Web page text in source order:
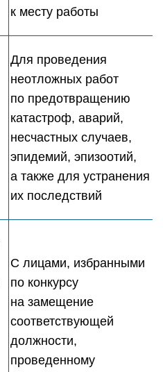
к месту работы
Для проведения
неотложных работ
по предотвращению
катастроф, аварий,
несчастных случаев,
эпидемий, эпизоотий,
а также для устранения
их последствий
С лицами, избранными
по конкурсу
на замещение
соответствующей
должности,
проведенному